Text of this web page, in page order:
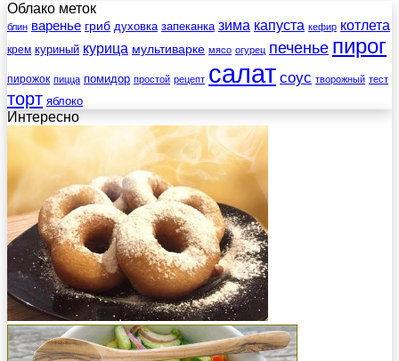
Облако меток
блин варенье гриб духовка запеканка зима капуста кефир котлета
крем куриный курица мультиварке мясо огурец печенье пирог
пирожок пицца помидор простой рецепт салат соус творожный тест
торт яблоко
Интересно